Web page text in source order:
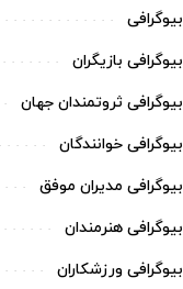
بیوگرافی
بیوگرافی بازیگران
بیوگرافی ثروتمندان جهان
بیوگرافی خوانندگان
بیوگرافی مدیران موفق
بیوگرافی هنرمندان
بیوگرافی ورزشکاران